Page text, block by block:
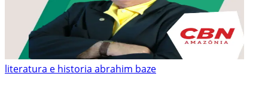
literatura e historia abrahim baze